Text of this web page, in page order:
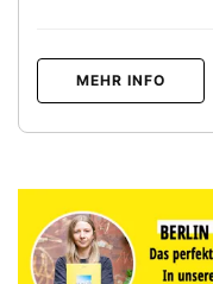
MEHR INFO